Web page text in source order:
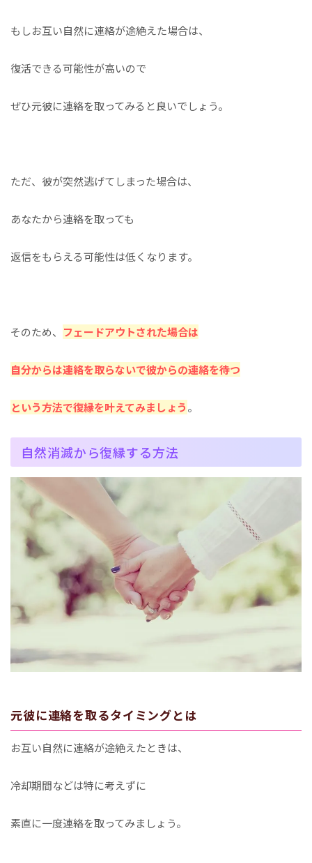
もしお互い自然に連絡が途絶えた場合は、
復活できる可能性が高いので
ぜひ元彼に連絡を取ってみると良いでしょう。
ただ、彼が突然逃げてしまった場合は、
あなたから連絡を取っても
返信をもらえる可能性は低くなります。
そのため、 フェードアウトされた場合は
自分からは連絡を取らないで彼からの連絡を待つ
という方法で復縁を叶えてみましょう。
自然消滅から復縁する方法
元彼に連絡を取るタイミングとは
お互い自然に連絡が途絶えたときは、
冷却期間などは特に考えずに
素直に一度連絡を取ってみましょう。